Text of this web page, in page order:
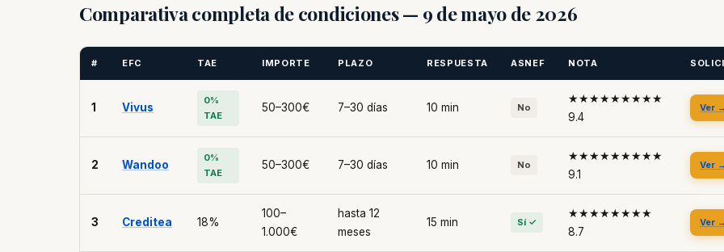
Comparativa completa de condiciones — 9 de mayo de 2026
# EFC TAE IMPORTE PLAZO RESPUESTA ASNEF NOTA
1 Vivus
0%
TAE
50–300€ 7–30 días 10 min No
★★★★★★★★★
9.4
Ver
2 Wandoo
0%
TAE
50–300€ 7–30 días 10 min No
★★★★★★★★★
9.1
Ver
3 Creditea 18%
100–
1.000€
hasta 12
meses
15 min Sí ✓
★★★★★★★★
8.7
Ver